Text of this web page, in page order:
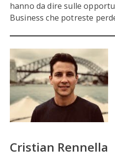
hanno da dire sulle
Business che potreste
Cristian Rennella